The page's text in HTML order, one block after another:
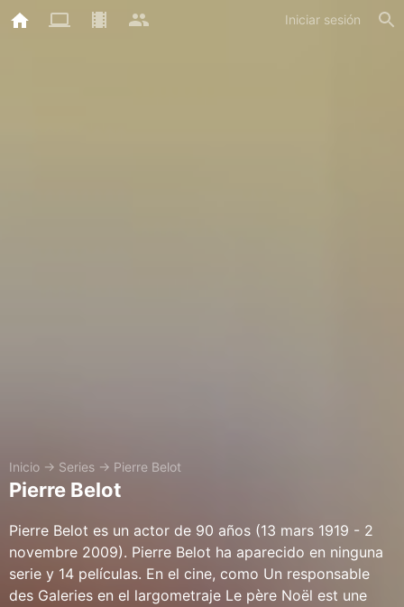
Iniciar sesión
Inicio → Series → Pierre Belot
Pierre Belot
Pierre Belot es un actor de 90 años (13 mars 1919 - 2
novembre 2009). Pierre Belot ha aparecido en ninguna
serie y 14 películas. En el cine, como Un responsable
des Galeries en el largometraje Le père Noël est une